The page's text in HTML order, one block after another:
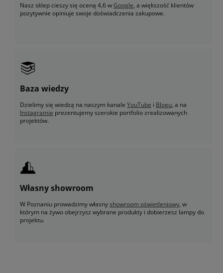
Nasz sklep cieszy się oceną 4,6 wGoogle, a większość klientów
pozytywnie opiniuje swoje doświadczenia zakupowe.
Baza wiedzy
Dzielimy się wiedzą na naszym kanale YouTube i Blogu, a na
Instagramie prezentujemy szerokie portfolio zrealizowanych
projektów.
Własny showroom
W Poznaniu prowadzimy własnyshowroom oświetleniowy, w
którym na żywo obejrzysz wybrane produkty i dobierzesz lampy do
projektu.